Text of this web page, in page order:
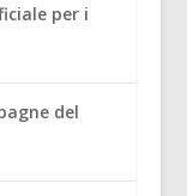
per i
del